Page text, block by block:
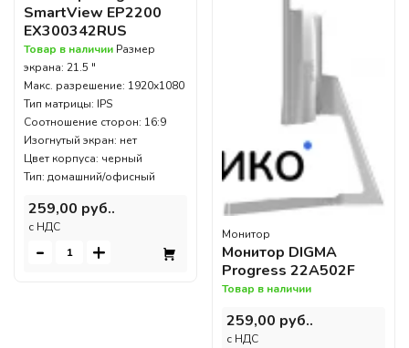
SmartView EP2200
EX300342RUS
Товар в наличии Размер
экрана: 21.5 "
Макс. разрешение: 1920x1080
Тип матрицы: IPS
Соотношение сторон: 16:9
Изогнутый экран: нет
Цвет корпуса: черный
Тип: домашний/офисный
259,00 руб..
c НДС
- +
Монитор
Монитор DIGMA
Progress 22A502F
Товар в наличии
259,00 руб..
c НДС